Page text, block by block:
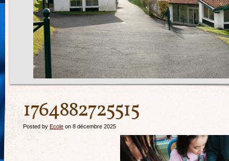
1764882725515
Posted by Ecole on 8 décembre 2025